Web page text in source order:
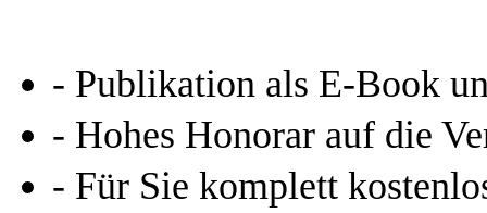
- Publikation als E-Book
- Hohes Honorar auf die
- Für Sie komplett